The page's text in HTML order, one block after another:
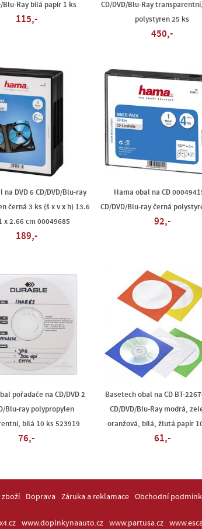
Blu-Ray bílá papír 1 ks
115,-
CD/DVD/Blu-Ray
polystyren 25 ks
450,-
na DVD 6 CD/DVD/Blu-ray
černá 3 ks (š x v x h) 13.6
x 2.66 cm 00049685
189,-
Hama obal na CD
CD/DVD/Blu-ray černá
92,-
pořadače na CD/DVD 2
Blu-ray polypropylen
bílá 10 ks 523919
76,-
Basetech obal na CD BT-
CD/DVD/Blu-Ray modrá,
oranžová, bílá, žlutá papír
61,-
Doprava Záruka a reklamace Obchodní
www.doplnkynaauto.cz www.partusa.cz